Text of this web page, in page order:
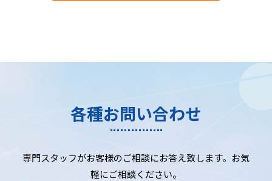
各種お問い合わせ
専門スタッフがお客様のご相談にお答え致します。お気
軽にご相談ください。